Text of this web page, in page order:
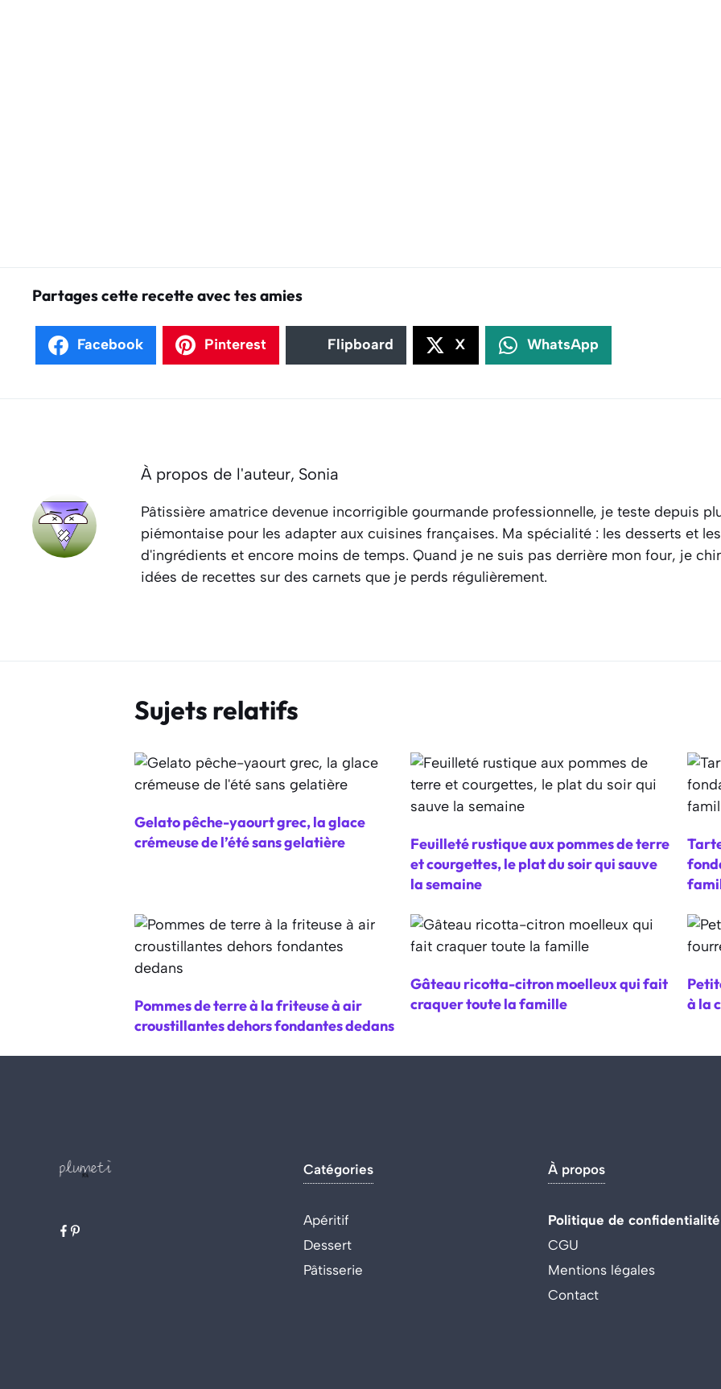
Partages cette recette avec tes amies
Facebook Pinterest Flipboard X WhatsApp
À propos de l'auteur, Sonia
Pâtissière amatrice devenue incorrigible gourmande professionnelle, je teste depuis
piémontaise pour les adapter aux cuisines françaises. Ma spécialité : les desserts et
d'ingrédients et encore moins de temps. Quand je ne suis pas derrière mon four, je
idées de recettes sur des carnets que je perds régulièrement.
Sujets relatifs
Gelato pêche-yaourt grec, la glace
crémeuse de l’été sans gelatière
Feuilleté rustique aux pommes de terre
et courgettes, le plat du soir qui sauve
la semaine
Pommes de terre à la friteuse à air
croustillantes dehors fondantes dedans
Gâteau ricotta-citron moelleux qui fait
craquer toute la famille
à la
Catégories
Apéritif
Dessert
Pâtisserie
À propos
Politique de confidentialité
CGU
Mentions légales
Contact